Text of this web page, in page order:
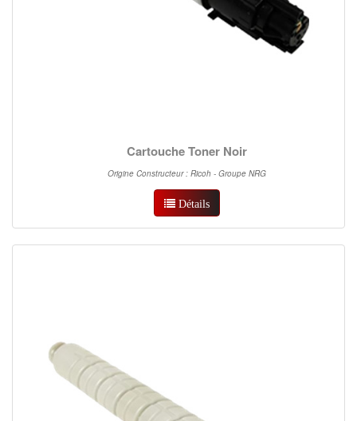
Cartouche Toner Noir
Origine Constructeur : Ricoh - Groupe NRG
Détails